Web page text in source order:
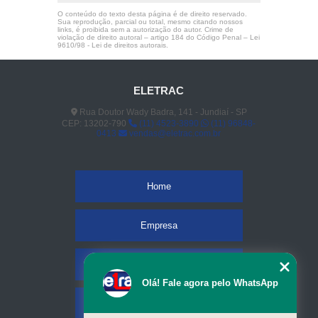
O conteúdo do texto desta página é de direito reservado.
Sua reprodução, parcial ou total, mesmo citando nossos
links, é proibida sem a autorização do autor. Crime de
violação de direito autoral – artigo 184 do Código Penal – Lei
9610/98 - Lei de direitos autorais.
ELETRAC
Rua Doutor Wady Badra, 141 - Jundiaí - SP
CEP: 13202-790
(11) 4523-3890
(11) 96848-
0413
vendas@eletrac.com.br
Home
Empresa
Olá! Fale agora pelo WhatsApp